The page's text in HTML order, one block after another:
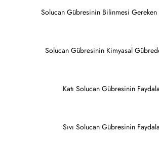
Solucan Gübresinin Bilinmesi Gereken
Solucan Gübresinin Kimyasal
Katı Solucan Gübresinin
Sıvı Solucan Gübresinin